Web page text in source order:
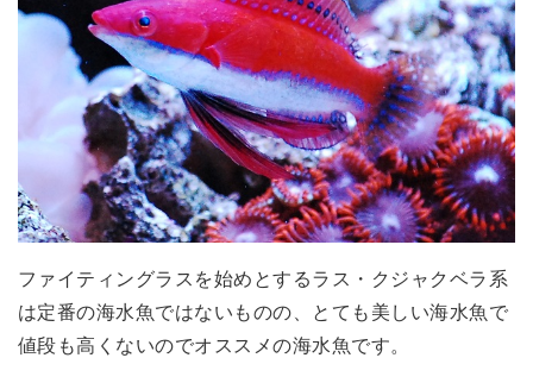
ファイティングラスを始めとするラス・クジャクベラ系
は定番の海水魚ではないものの、とても美しい海水魚で
値段も高くないのでオススメの海水魚です。